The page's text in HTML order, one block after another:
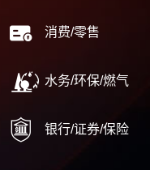
消费/零售
水务/环保/燃气
银行/证券/保险